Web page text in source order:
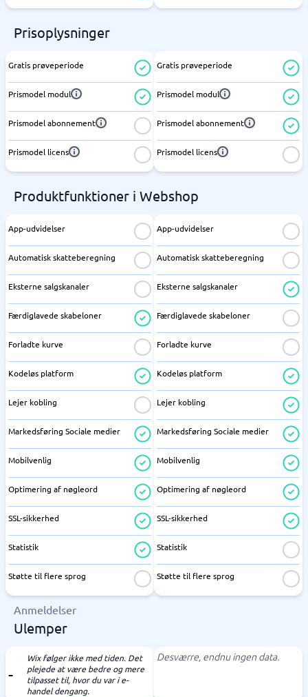
Prisoplysninger
Gratis prøveperiode
Prismodel modul
Prismodel abonnement
Prismodel licens
Gratis prøveperiode
Prismodel modul
Prismodel abonnement
Prismodel licens
Produktfunktioner i Webshop
App-udvidelser
Automatisk skatteberegning
Eksterne salgskanaler
Færdiglavede skabeloner
Forladte kurve
Kodeløs platform
Lejer kobling
Markedsføring Sociale medier
Mobilvenlig
Optimering af nøgleord
SSL-sikkerhed
Statistik
Støtte til flere sprog
App-udvidelser
Automatisk skatteberegning
Eksterne salgskanaler
Færdiglavede skabeloner
Forladte kurve
Kodeløs platform
Lejer kobling
Markedsføring Sociale medier
Mobilvenlig
Optimering af nøgleord
SSL-sikkerhed
Statistik
Støtte til flere sprog
Anmeldelser
Ulemper
Wix følger ikke med tiden. Det
plejede at være bedre og mere
tilpasset til, hvor du var i e-
handel dengang.
Desværre, endnu ingen data.